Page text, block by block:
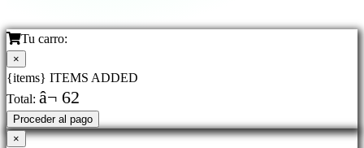
Tu carro:
×
{items} ITEMS ADDED
Total: â¬ 62
Proceder al pago
×